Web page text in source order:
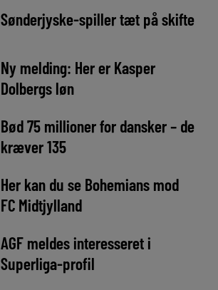
Sønderjyske-spiller tæt på skifte
Ny melding: Her er Kasper
Dolbergs løn
Bød 75 millioner for dansker – de
kræver 135
Her kan du se Bohemians mod
FC Midtjylland
AGF meldes interesseret i
Superliga-profil